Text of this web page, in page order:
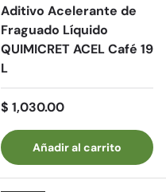
Aditivo Acelerante de
Fraguado Líquido
QUIMICRET ACEL Café 19
L
Precio normal
$ 1,030.00
Añadir al carrito